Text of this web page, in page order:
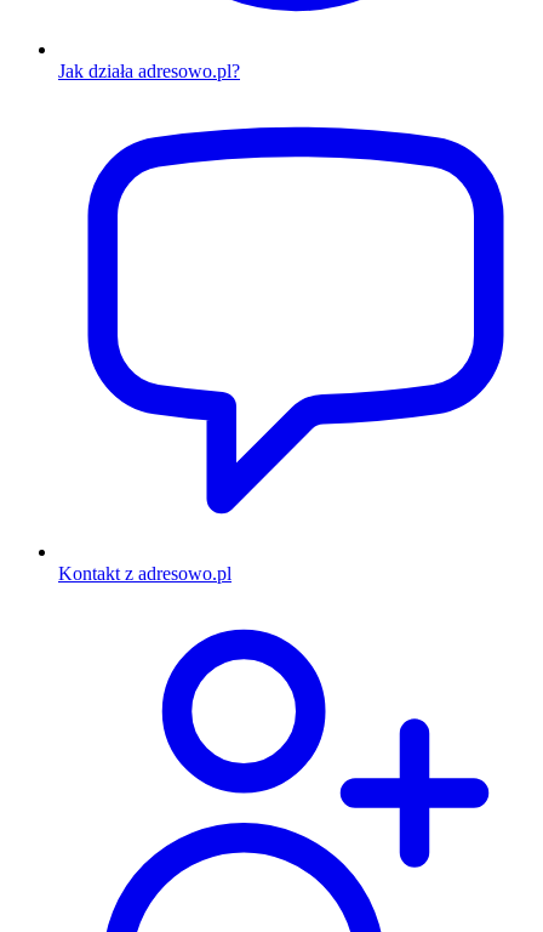
Jak działa adresowo.pl?
Kontakt z adresowo.pl